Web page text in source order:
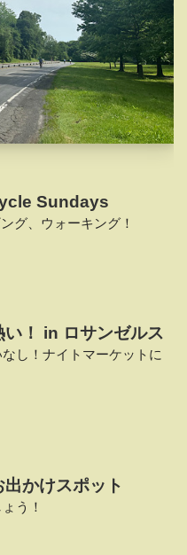
Sundays
グ、ウォーキング！
！ in ロサンゼルス
し！ナイトマーケットに
かけスポット
う！